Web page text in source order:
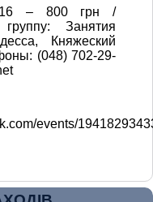
– 800 грн /
Занятия
Княжеский
(048) 702-29-
events/